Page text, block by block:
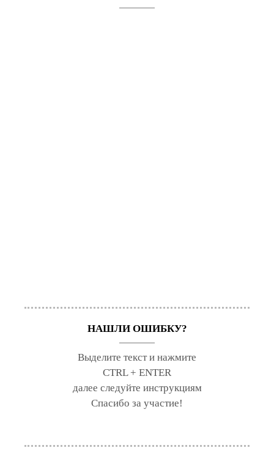
НАШЛИ ОШИБКУ?
Выделите текст и нажмите
CTRL + ENTER
далее следуйте инструкциям
Спасибо за участие!